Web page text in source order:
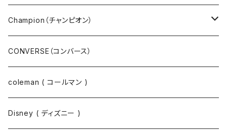
ニット
ジャケット
コート
ポロシャツ
Champion（チャンピオン）
スウェットパンツ
パーカー
スウェット
CONVERSE（コンバース）
coleman ( コールマン )
Disney ( ディズニー )